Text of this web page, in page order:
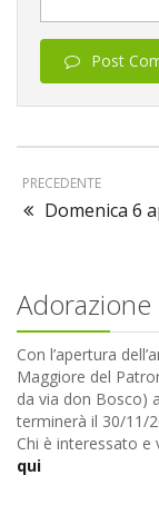
Post
PRECEDENTE
Domenica 6
Con l’apertura
Maggiore del
da via don Bosco)
terminerà il 30/11/
Chi è interessato
qui